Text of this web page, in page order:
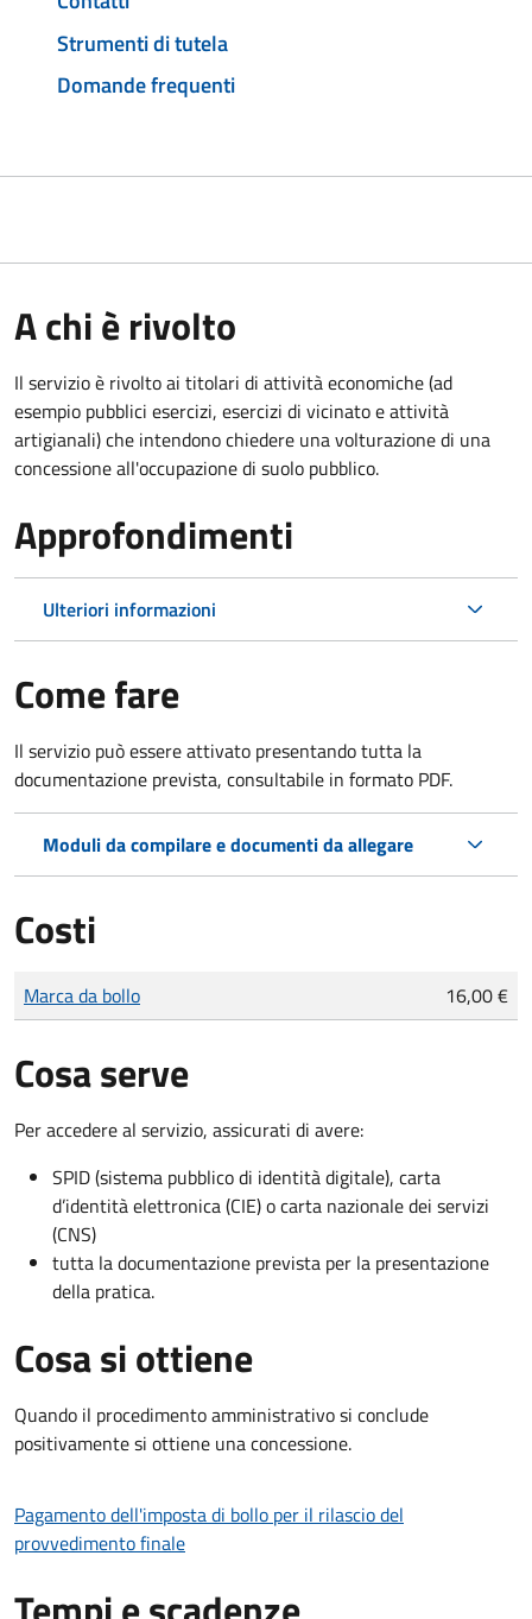
Strumenti di tutela
Domande frequenti
A chi è rivolto
Il servizio è rivolto ai titolari di attività economiche (ad
esempio pubblici esercizi, esercizi di vicinato e attività
artigianali) che intendono chiedere una volturazione di una
concessione all'occupazione di suolo pubblico.
Approfondimenti
Ulteriori informazioni
Come fare
Il servizio può essere attivato presentando tutta la
documentazione prevista, consultabile in formato PDF.
Moduli da compilare e documenti da allegare
Costi
Tipo di pagamento
Importo
Marca da bollo 16,00 €
Cosa serve
Per accedere al servizio, assicurati di avere:
SPID (sistema pubblico di identità digitale), carta
d’identità elettronica (CIE) o carta nazionale dei servizi
(CNS)
tutta la documentazione prevista per la presentazione
della pratica.
Cosa si ottiene
Quando il procedimento amministrativo si conclude
positivamente si ottiene una concessione.
Pagamento dell'imposta di bollo per il rilascio del
provvedimento finale